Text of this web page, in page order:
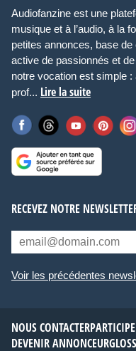
Audiofanzine est une
musique et à l’audio, à la
petites annonces, base
active de passionnés et
notre vocation est simple
prof... Lire la suite
RECEVEZ NOTRE
Voir les précédentes
NOUS CONTACTER
DEVENIR ANNONCEUR